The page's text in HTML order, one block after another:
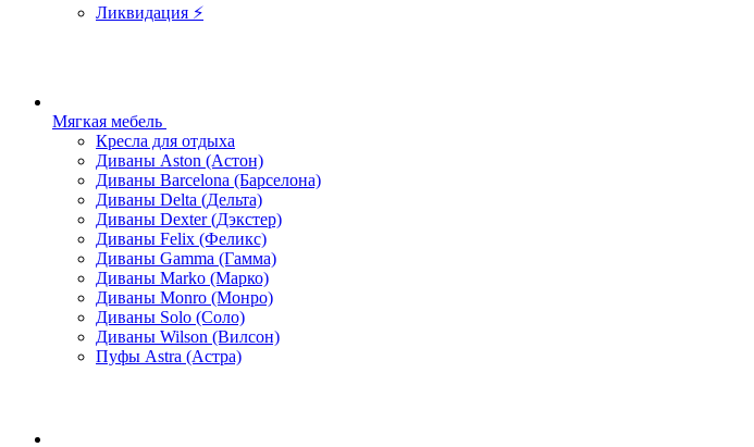
Ликвидация ⚡
Мягкая мебель
Кресла для отдыха
Диваны Aston (Астон)
Диваны Barcelona (Барселона)
Диваны Delta (Дельта)
Диваны Dexter (Дэкстер)
Диваны Felix (Феликс)
Диваны Gamma (Гамма)
Диваны Marko (Марко)
Диваны Monro (Монро)
Диваны Solo (Соло)
Диваны Wilson (Вилсон)
Пуфы Astra (Астра)